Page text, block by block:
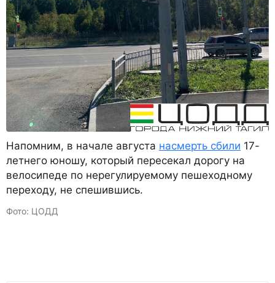
Напомним, в начале августа насмерть сбили 17-
летнего юношу, который пересекал дорогу на
велосипеде по нерегулируемому пешеходному
переходу, не спешившись.
Фото: ЦОДД